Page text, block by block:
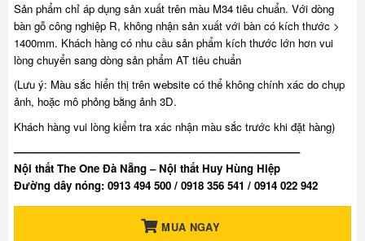
Sản phẩm chỉ áp dụng sản xuất trên màu M34 tiêu chuẩn. Với dòng
bàn gỗ công nghiệp R, không nhận sản xuất với bàn có kích thước >
1400mm. Khách hàng có nhu cầu sản phẩm kích thước lớn hơn vui
lòng chuyển sang dòng sản phẩm AT tiêu chuẩn
(Lưu ý: Màu sắc hiển thị trên website có thể không chính xác do chụp
ảnh, hoặc mô phỏng bằng ảnh 3D.
Khách hàng vui lòng kiểm tra xác nhận màu sắc trước khi đặt hàng)
———————————————————————————
Nội thất The One Đà Nẵng – Nội thất Huy Hùng Hiệp
Đường dây nóng: 0913 494 500 / 0918 356 541 / 0914 022 942
MUA NGAY